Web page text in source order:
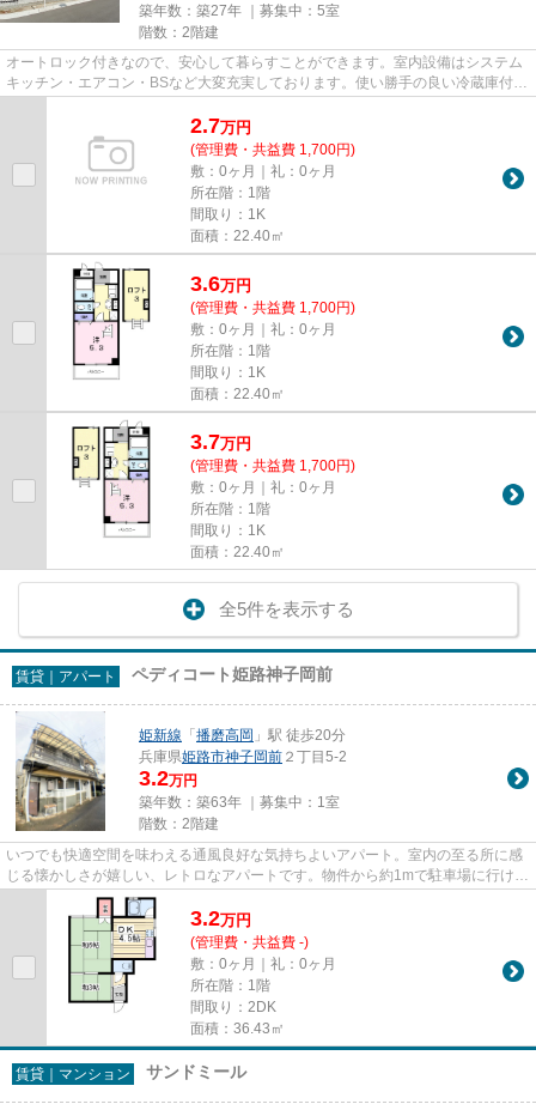
築年数：築27年 ｜募集中： 5室
階数：2階建
オートロック付きなので、安心して暮らすことができます。室内設備はシステム
キッチン・エアコン・BSなど大変充実しております。使い勝手の良い冷蔵庫付き
のこちらの物件はいかがです...
2.7万円
(管理費・共益費 1,700円)
敷：0ヶ月｜礼：0ヶ月
所在階：1階
間取り：1K
面積：22.40㎡
3.6万円
(管理費・共益費 1,700円)
敷：0ヶ月｜礼：0ヶ月
所在階：1階
間取り：1K
面積：22.40㎡
3.7万円
(管理費・共益費 1,700円)
敷：0ヶ月｜礼：0ヶ月
所在階：1階
間取り：1K
面積：22.40㎡
全5件を表示する
賃貸｜アパート ペディコート姫路神子岡前
姫新線 「播磨高岡 」駅 徒歩20分
兵庫県姫路市神子岡前 ２丁目5-2
3.2万円
築年数：築63年 ｜募集中： 1室
階数：2階建
いつでも快適空間を味わえる通風良好な気持ちよいアパート。室内の至る所に感
じる懐かしさが嬉しい、レトロなアパートです。物件から約1mで駐車場に行けま
す。新しい生活にお勧めなの...
3.2万円
(管理費・共益費 -)
敷：0ヶ月｜礼：0ヶ月
所在階：1階
間取り：2DK
面積：36.43㎡
賃貸｜マンション サンドミール